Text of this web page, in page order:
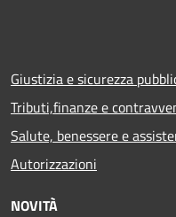
Giustizia e sicurezza
Tributi,finanze e
Salute, benessere e
Autorizzazioni
NOVITÀ